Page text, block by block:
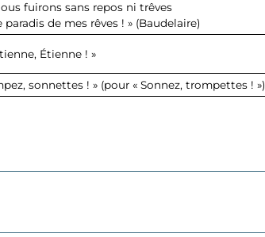
fuirons sans repos ni trêves
paradis de mes rêves ! » (Baudelaire)
Étienne ! »
sonnettes ! » (pour « Sonnez, trompettes ! »)